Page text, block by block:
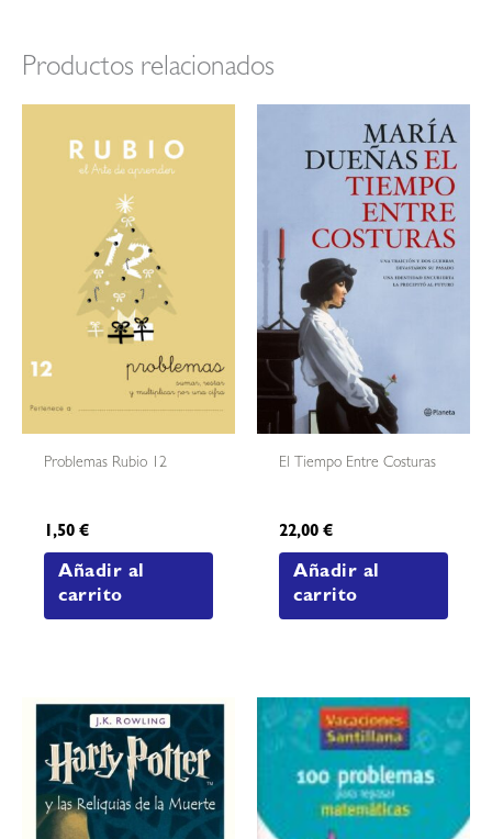
Productos relacionados
Problemas Rubio 12
1,50€
Añadir al
carrito
El Tiempo Entre Costuras
22,00€
Añadir al
carrito